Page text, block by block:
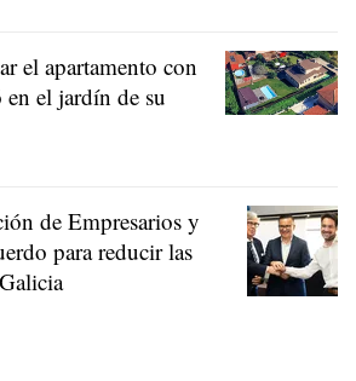
el apartamento con
el jardín de su
de Empresarios y
para reducir las